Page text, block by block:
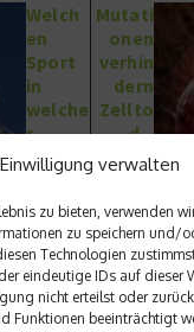
Einwilligung verwalten
zu bieten, verwenden
zu speichern und/
Technologien
eindeutige IDs auf dieser
nicht erteilst oder
Funktionen beeinträchtigt
Welch
en
Sport
in
welche
r
Jahres
zeit?
Mutati
onen
verhin
dern
Zellto
d –
Neue
Erkenn
tnis in
der
Krebsf
orschu
ng